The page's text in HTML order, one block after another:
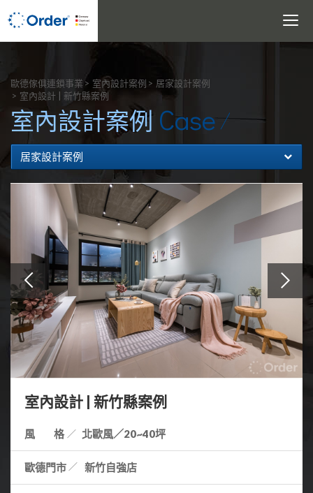
Toggle
歐德傢俱連鎖事業 室內設計案例
居家設計案例
室內設計 | 新竹縣案例
室內設計案例 Case
居家設計案例
室內設計 | 新竹縣案例
風 格 北歐風／20~40坪
歐德門市 新竹自強店